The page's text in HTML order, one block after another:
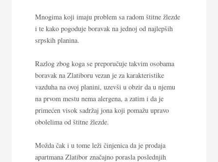
Mnogima koji imaju problem sa radom štitne žlezde
i te kako pogoduje boravak na jednoj od najlepših
srpskih planina.
Razlog zbog koga se preporučuje takvim osobama
boravak na Zlatiboru vezan je za karakteristike
vazduha na ovoj planini, uzevši u obzir da u njemu
na prvom mestu nema alergena, a zatim i da je
primećen visok sadržaj jona koji pomažu upravo
obolelima od štitne žlezde.
Možda čak i u tome leži činjenica da je prodaja
apartmana Zlatibor značajno porasla poslednjih